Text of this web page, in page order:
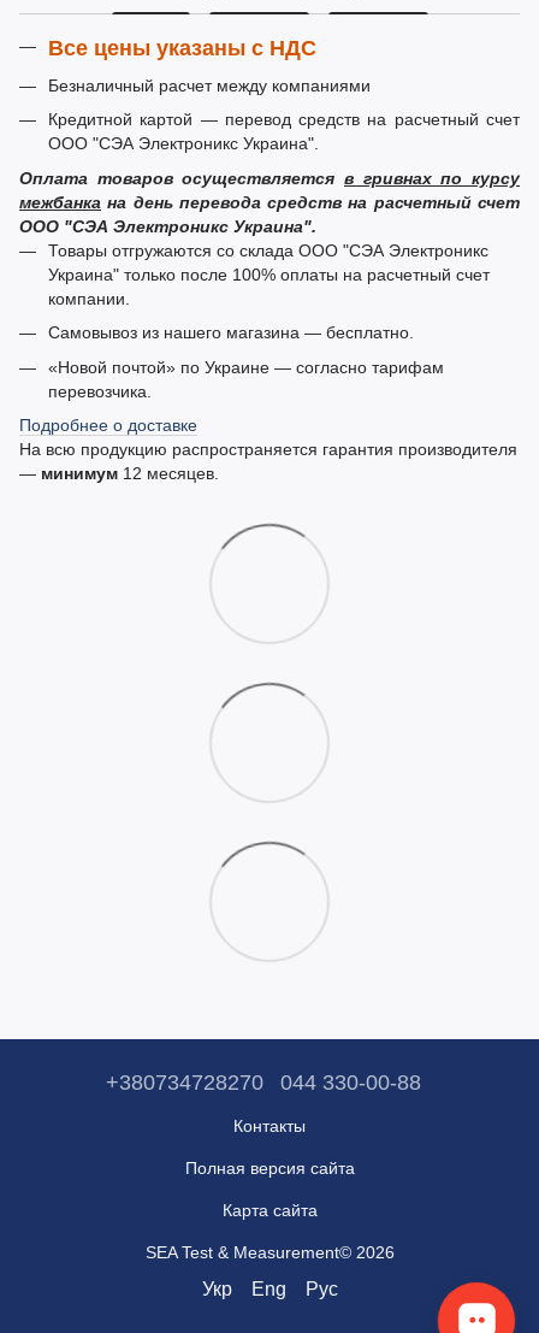
Все цены указаны с НДС
Безналичный расчет между компаниями
Кредитной картой — перевод средств на расчетный счет
ООО "СЭА Электроникс Украина".
Оплата товаров осуществляется в гривнах по курсу
межбанка на день перевода средств на расчетный счет
ООО "СЭА Электроникс Украина".
Товары отгружаются со склада ООО "СЭА Электроникс
Украина" только после 100% оплаты на расчетный счет
компании.
Самовывоз из нашего магазина — бесплатно.
«Новой почтой» по Украине — согласно тарифам
перевозчика.
Подробнее о доставке
На всю продукцию распространяется гарантия производителя
— минимум 12 месяцев.
+380734728270 044 330-00-88
Контакты
Полная версия сайта
Карта сайта
SEA Test & Measurement© 2026
Укр Eng Рус